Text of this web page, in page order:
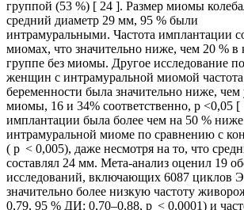
группой (53 %) [ 24 ]. Размер миомы
средний диаметр 29 мм, 95 % были
интрамуральными. Частота имплантации
миомах, что значительно ниже, чем 20 % в
группе без миомы. Другое исследование
женщин с интрамуральной миомой
беременности была значительно ниже,
миомы, 16 и 34% соответственно, p <0,05 [
имплантации была более чем на 50 %
интрамуральной миоме по сравнению с
( p < 0,005), даже несмотря на то, что
составлял 24 мм. Мета-анализ оценил 19
исследований, включающих 6087 циклов
значительно более низкую частоту
0,79, 95 % ДИ: 0,70–0,88, р < 0,0001) и